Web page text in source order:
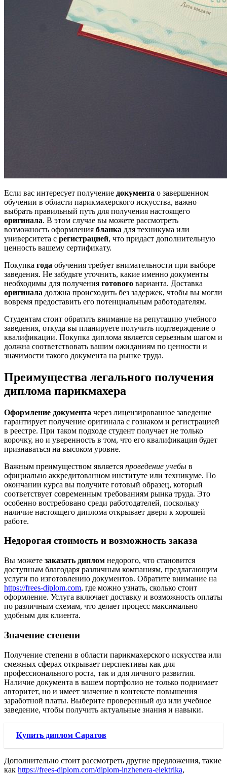
Если вас интересует получение документа о завершенном
обучении в области парикмахерского искусства, важно
выбрать правильный путь для получения настоящего
оригинала. В этом случае вы можете рассмотреть
возможность оформления бланка для техникума или
университета с регистрацией, что придаст дополнительную
ценность вашему сертификату.
Покупка года обучения требует внимательности при выборе
заведения. Не забудьте уточнить, какие именно документы
необходимы для получения готового варианта. Доставка
оригинала должна происходить без задержек, чтобы вы могли
вовремя предоставить его потенциальным работодателям.
Студентам стоит обратить внимание на репутацию учебного
заведения, откуда вы планируете получить подтверждение о
квалификации. Покупка диплома является серьезным шагом и
должна соответствовать вашим ожиданиям по ценности и
значимости такого документа на рынке труда.
Преимущества легального получения
диплома парикмахера
Оформление документа через лицензированное заведение
гарантирует получение оригинала с гознаком и регистрацией
в реестре. При таком подходе студент получает не только
корочку, но и уверенность в том, что его квалификация будет
признаваться на высоком уровне.
Важным преимуществом является проведение учебы в
официально аккредитованном институте или техникуме. По
окончании курса вы получите готовый образец, который
соответствует современным требованиям рынка труда. Это
особенно востребовано среди работодателей, поскольку
наличие настоящего диплома открывает двери к хорошей
работе.
Недорогая стоимость и возможность заказа
Вы можете заказать диплом недорого, что становится
доступным благодаря различным компаниям, предлагающим
услуги по изготовлению документов. Обратите внимание на
https://frees-diplom.com, где можно узнать, сколько стоит
оформление. Услуга включает доставку и возможность оплаты
по различным схемам, что делает процесс максимально
удобным для клиента.
Значение степени
Получение степени в области парикмахерского искусства или
смежных сферах открывает перспективы как для
профессионального роста, так и для личного развития.
Наличие документа в вашем портфолио не только поднимает
авторитет, но и имеет значение в контексте повышения
заработной платы. Выберите проверенный вуз или учебное
заведение, чтобы получить актуальные знания и навыки.
Купить диплом Саратов
Дополнительно стоит рассмотреть другие предложения, такие
как https://frees-diplom.com/diplom-inzhenera-elektrika,